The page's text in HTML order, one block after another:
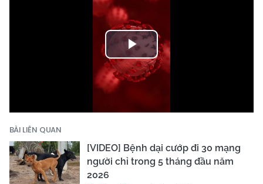
Play
Video
BÀI LIÊN QUAN
[VIDEO] Bệnh dại cướp đi 30 mạng
người chỉ trong 5 tháng đầu năm
2026